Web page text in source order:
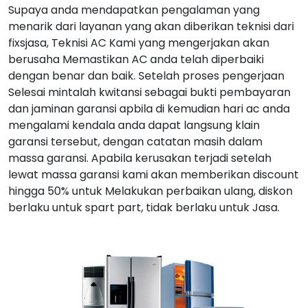
Supaya anda mendapatkan pengalaman yang
menarik dari layanan yang akan diberikan teknisi dari
fixsjasa, Teknisi AC Kami yang mengerjakan akan
berusaha Memastikan AC anda telah diperbaiki
dengan benar dan baik. Setelah proses pengerjaan
Selesai mintalah kwitansi sebagai bukti pembayaran
dan jaminan garansi apbila di kemudian hari ac anda
mengalami kendala anda dapat langsung klain
garansi tersebut, dengan catatan masih dalam
massa garansi. Apabila kerusakan terjadi setelah
lewat massa garansi kami akan memberikan discount
hingga 50% untuk Melakukan perbaikan ulang, diskon
berlaku untuk spart part, tidak berlaku untuk Jasa.